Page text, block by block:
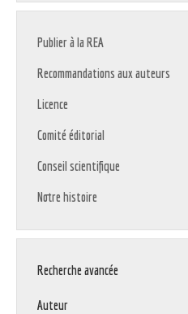
Publier à la REA
Recommandations aux auteurs
Licence
Comité éditorial
Conseil scientifique
Notre histoire
Recherche avancée
Auteur